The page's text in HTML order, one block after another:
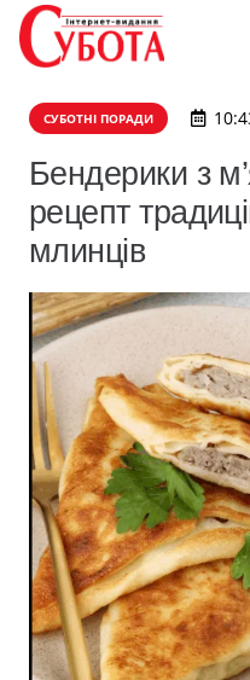
СУБОТНІ ПОРАДИ
Бендерики з
рецепт
млинців